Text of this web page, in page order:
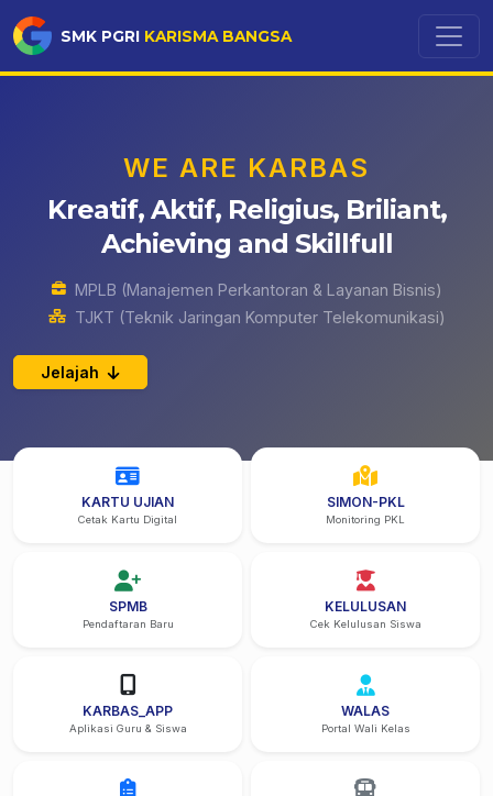
SMK PGRI KARISMA BANGSA
WE ARE KARBAS
Kreatif, Aktif, Religius, Briliant,
Achieving and Skillfull
MPLB (Manajemen Perkantoran & Layanan Bisnis)
TJKT (Teknik Jaringan Komputer Telekomunikasi)
Jelajah
KARTU UJIAN
Cetak Kartu Digital
SIMON-PKL
Monitoring PKL
SPMB
Pendaftaran Baru
KELULUSAN
Cek Kelulusan Siswa
KARBAS_APP
Aplikasi Guru & Siswa
WALAS
Portal Wali Kelas